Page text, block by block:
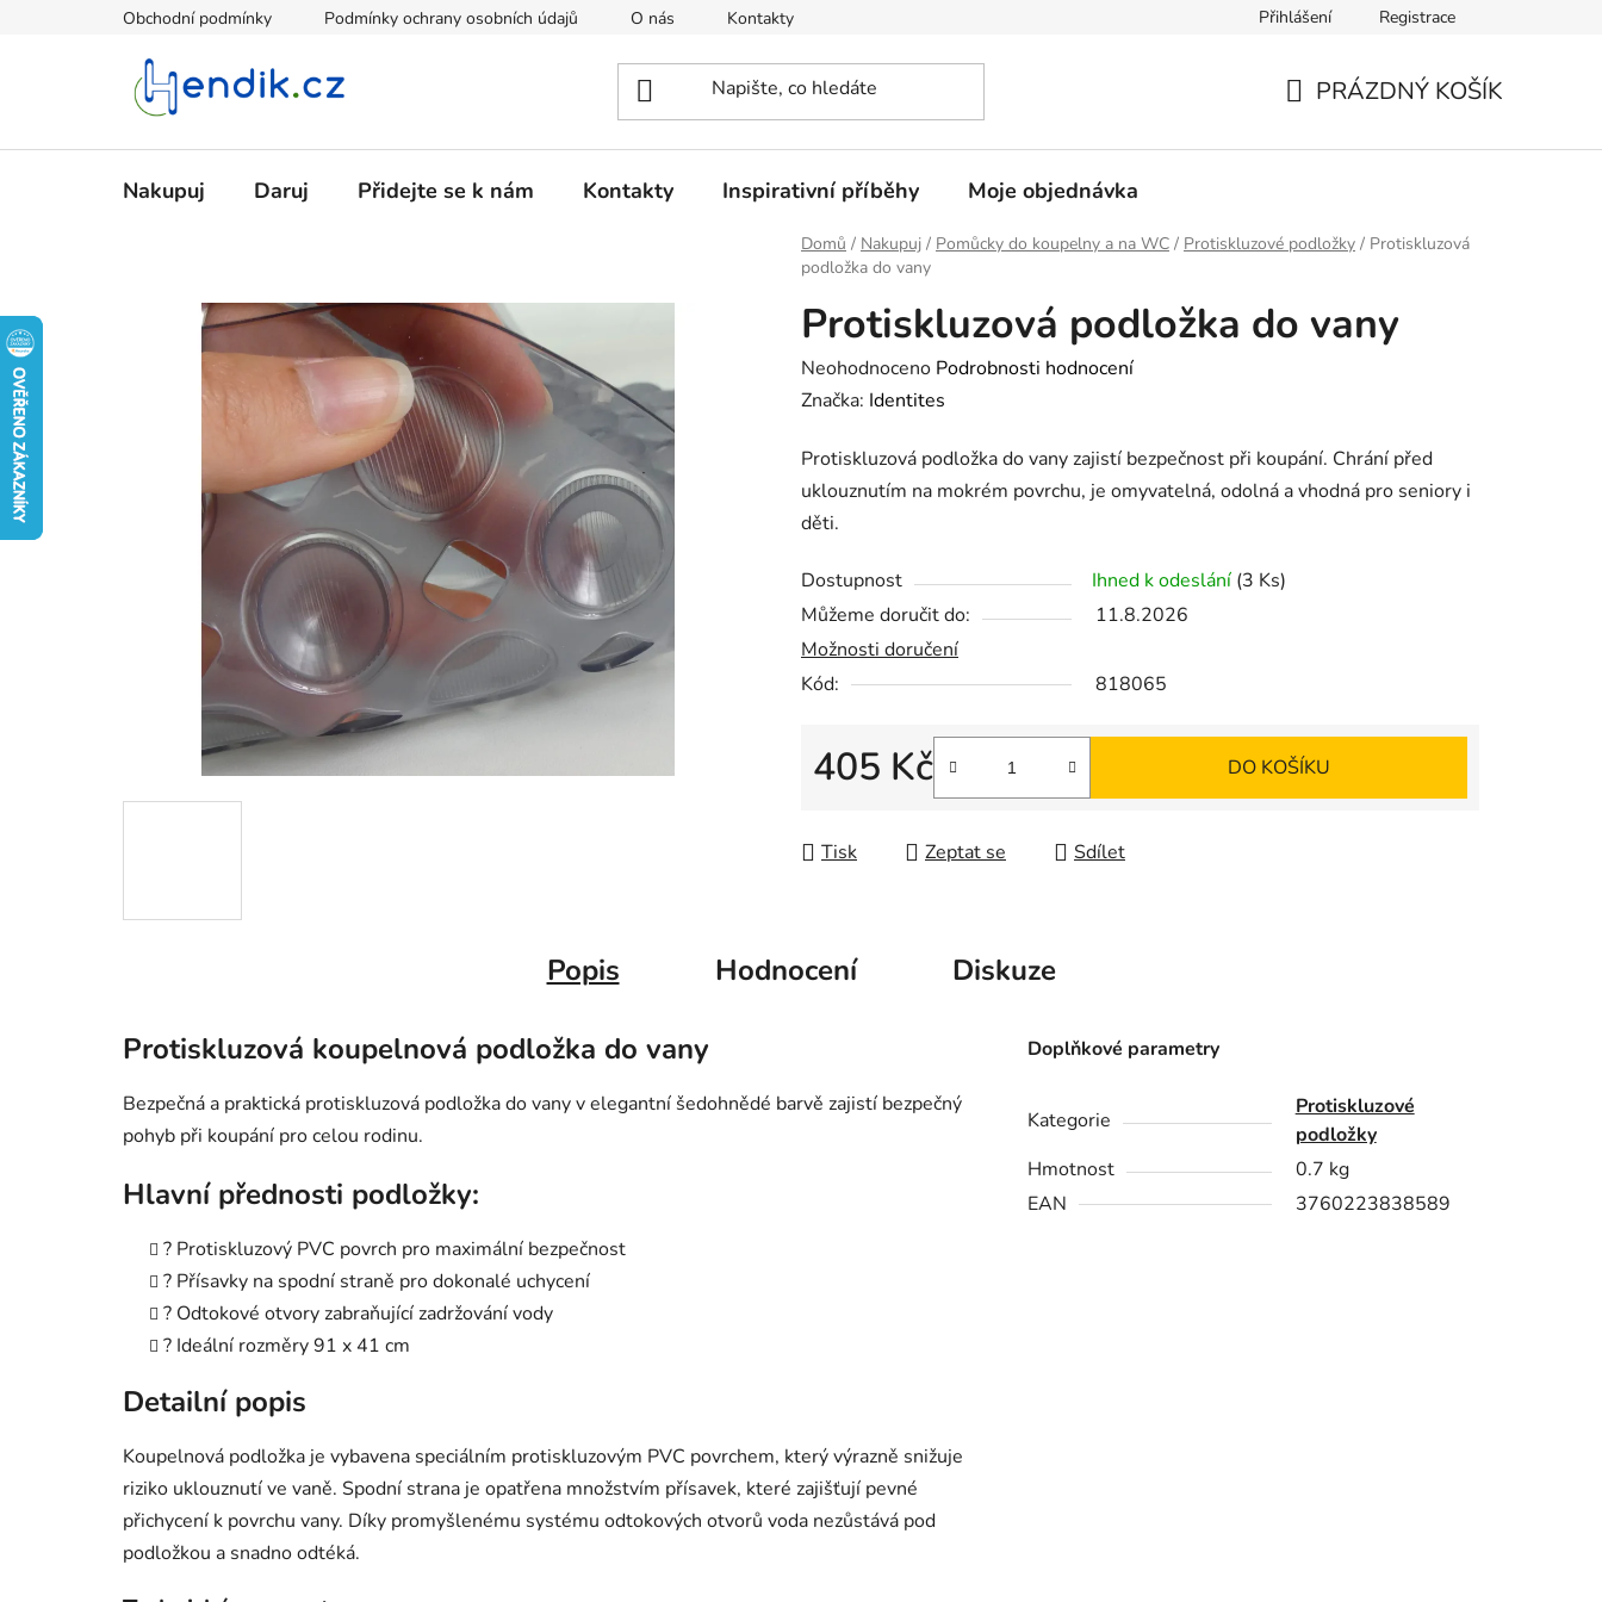
Obchodní podmínky Podmínky ochrany osobních údajů O nás Kontakty Přihlášení Registrace
PRÁZDNÝ KOŠÍK
Nakupuj Daruj Přidejte se k nám Kontakty Inspirativní příběhy Moje objednávka
Domů / Nakupuj / Pomůcky do koupelny a na WC / Protiskluzové podložky / Protiskluzová
podložka do vany
Protiskluzová podložka do vany
Průměrné
hodnocení
je
0,0
z
hvězdiček.
Neohodnoceno Podrobnosti hodnocení
Značka: Identites
Protiskluzová podložka do vany zajistí bezpečnost při koupání. Chrání před
uklouznutím na mokrém povrchu, je omyvatelná, odolná a vhodná pro seniory i
děti.
Dostupnost Ihned k odeslání (3 Ks)
Můžeme doručit do:
11.8.2026
Možnosti doručení
Kód:
818065
405 Kč DO KOŠÍKU
Tisk Zeptat se Sdílet
Popis Hodnocení Diskuze
Protiskluzová koupelnová podložka do vany
Bezpečná a praktická protiskluzová podložka do vany v elegantní šedohnědé barvě zajistí bezpečný
pohyb při koupání pro celou rodinu.
Hlavní přednosti podložky:
? Protiskluzový PVC povrch pro maximální bezpečnost
? Přísavky na spodní straně pro dokonalé uchycení
? Odtokové otvory zabraňující zadržování vody
? Ideální rozměry 91 x 41 cm
Detailní popis
Koupelnová podložka je vybavena speciálním protiskluzovým PVC povrchem, který výrazně snižuje
riziko uklouznutí ve vaně. Spodní strana je opatřena množstvím přísavek, které zajišťují pevné
přichycení k povrchu vany. Díky promyšlenému systému odtokových otvorů voda nezůstává pod
podložkou a snadno odtéká.
Doplňkové parametry
Kategorie
Protiskluzové
podložky
Hmotnost
0.7 kg
EAN
3760223838589